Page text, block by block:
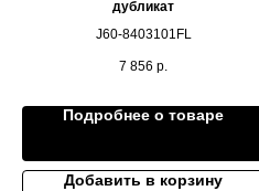
дубликат
J60-8403101FL
7 856 р.
Подробнее о товаре
Добавить в корзину